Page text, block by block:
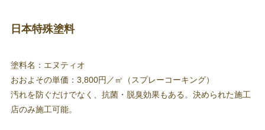
日本特殊塗料
塗料名：エヌティオ
おおよその単価：3,800円／㎡（スプレーコーキング）
汚れを防ぐだけでなく、抗菌・脱臭効果もある。決められた施工
店のみ施工可能。